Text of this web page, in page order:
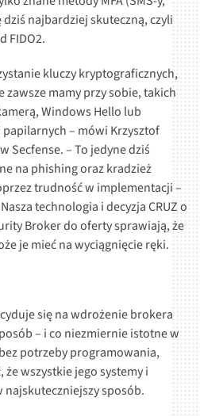
najbardziej skuteczną, czyli
FIDO2.
kluczy kryptograficznych,
mamy przy sobie, takich
Windows Hello lub
– mówi Krzysztof
Secfense. – To jedyne dziś
na phishing oraz kradzież
trudność w implementacji –
technologia i decyzja CRUZ o
Broker do oferty sprawiają, że
je mieć na wyciągnięcie ręki.
się na wdrożenie brokera
– i co niezmiernie istotne w
potrzeby programowania,
że wszystkie jego systemy i
sposób.